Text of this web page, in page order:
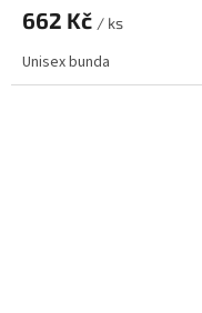
662 Kč / ks
Unisex bunda